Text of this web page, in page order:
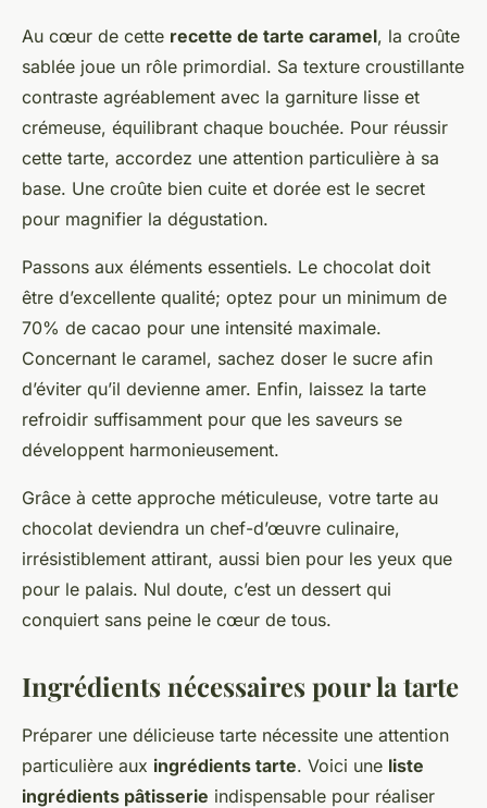
Au cœur de cette recette de tarte caramel, la croûte
sablée joue un rôle primordial. Sa texture croustillante
contraste agréablement avec la garniture lisse et
crémeuse, équilibrant chaque bouchée. Pour réussir
cette tarte, accordez une attention particulière à sa
base. Une croûte bien cuite et dorée est le secret
pour magnifier la dégustation.
Passons aux éléments essentiels. Le chocolat doit
être d’excellente qualité; optez pour un minimum de
70% de cacao pour une intensité maximale.
Concernant le caramel, sachez doser le sucre afin
d’éviter qu’il devienne amer. Enfin, laissez la tarte
refroidir suffisamment pour que les saveurs se
développent harmonieusement.
Grâce à cette approche méticuleuse, votre tarte au
chocolat deviendra un chef-d’œuvre culinaire,
irrésistiblement attirant, aussi bien pour les yeux que
pour le palais. Nul doute, c’est un dessert qui
conquiert sans peine le cœur de tous.
Ingrédients nécessaires pour la tarte
Préparer une délicieuse tarte nécessite une attention
particulière aux ingrédients tarte. Voici une liste
ingrédients pâtisserie indispensable pour réaliser